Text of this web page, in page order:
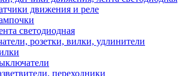
движения и реле
светодиодная
розетки, вилки, удлинители
переходники